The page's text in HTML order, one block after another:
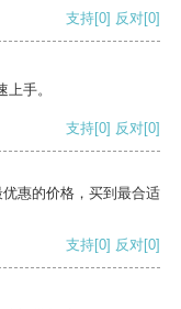
支持[0] 反对[0]
手。
支持[0] 反对[0]
惠的价格，买到最合适
支持[0] 反对[0]